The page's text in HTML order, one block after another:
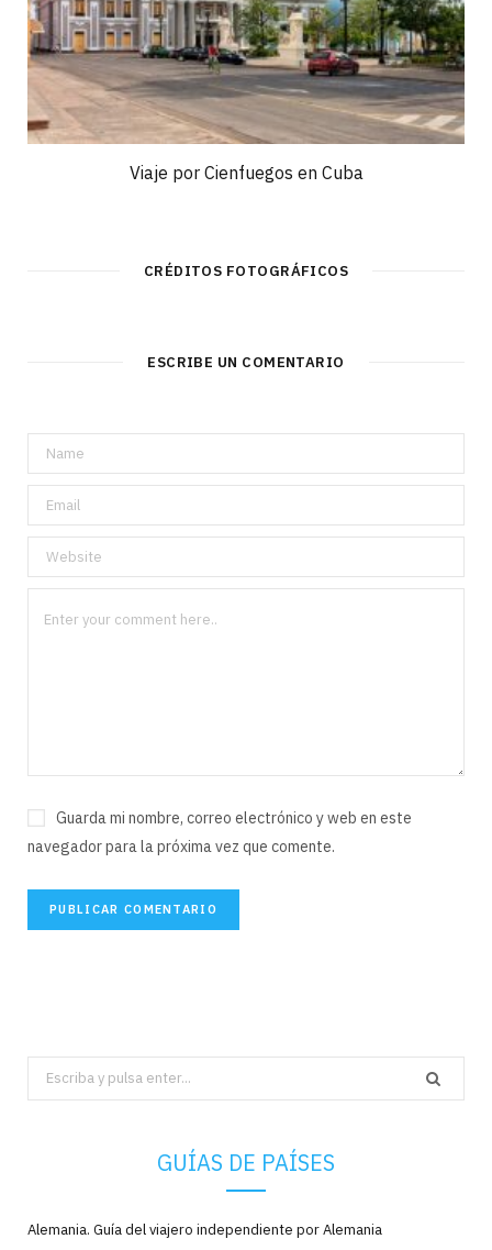
Viaje por Cienfuegos en Cuba
CRÉDITOS FOTOGRÁFICOS
ESCRIBE UN COMENTARIO
Guarda mi nombre, correo electrónico y web en este
navegador para la próxima vez que comente.
Search
for:
GUÍAS DE PAÍSES
Alemania. Guía del viajero independiente por Alemania